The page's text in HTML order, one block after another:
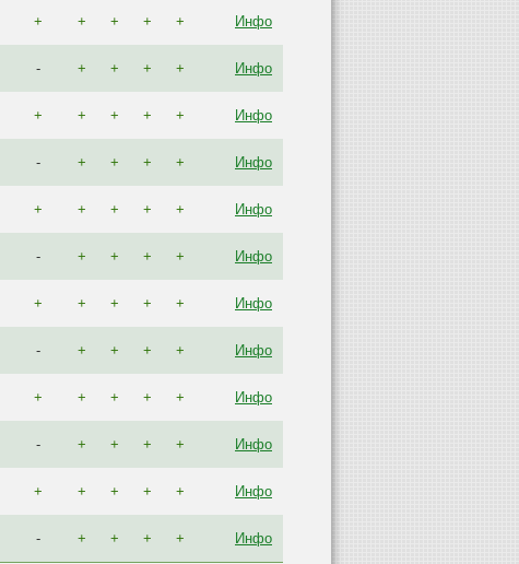
+ + + + + Инфо
- + + + + Инфо
+ + + + + Инфо
- + + + + Инфо
+ + + + + Инфо
- + + + + Инфо
+ + + + + Инфо
- + + + + Инфо
+ + + + + Инфо
- + + + + Инфо
+ + + + + Инфо
- + + + + Инфо